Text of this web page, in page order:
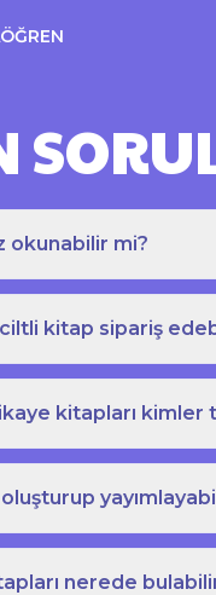
ÖĞREN
okunabilir mi?
kitap sipariş
kitapları kimler
nerede